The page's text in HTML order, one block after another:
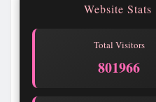
Website Stats
Total Visitors
801967